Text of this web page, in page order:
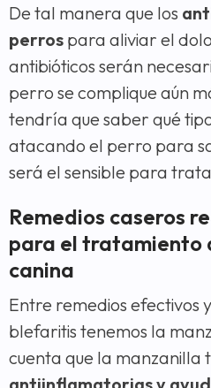
De tal manera que los
perros para aliviar el
antibióticos serán
perro se complique aún
tendría que saber qué
atacando el perro para
será el sensible para
Remedios caseros
para el tratamiento
canina
Entre remedios efectivos
blefaritis tenemos la
cuenta que la manzanilla